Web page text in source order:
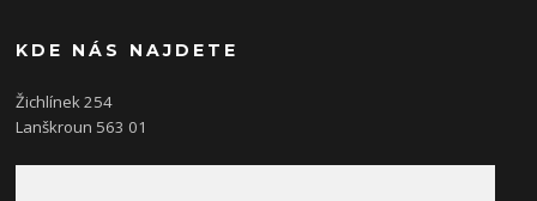
KDE NÁS NAJDETE
Žichlínek 254
Lanškroun 563 01